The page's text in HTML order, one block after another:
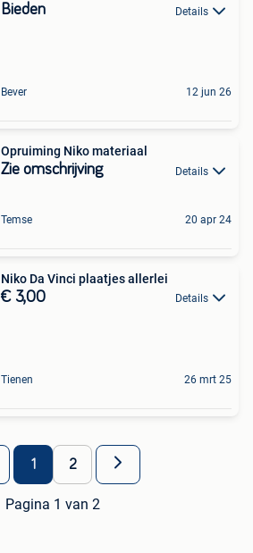
Bieden Details
Bever 12 jun 26
Opruiming Niko materiaal
Zie omschrijving Details
Temse 20 apr 24
Niko Da Vinci plaatjes allerlei
€ 3,00 Details
Tienen 26 mrt 25
1 2
Pagina 1 van 2